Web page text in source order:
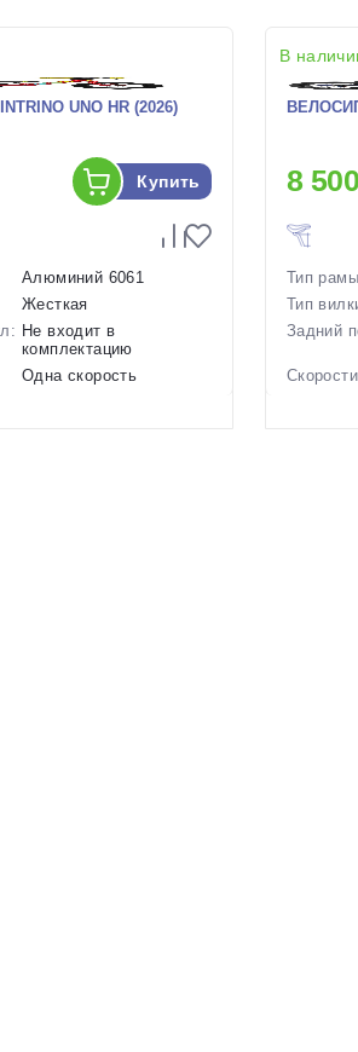
UNO HR (2026)
Купить
Алюминий 6061
Жесткая
Не входит в
комплектацию
Одна скорость
В
8
Тип
Тип
Задний